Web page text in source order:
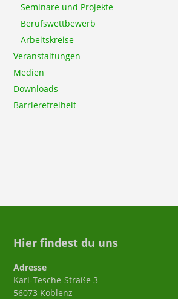
Seminare und Projekte
Berufswettbewerb
Arbeitskreise
Veranstaltungen
Medien
Downloads
Barrierefreiheit
Hier findest du uns
Adresse
Karl-Tesche-Straße 3
56073 Koblenz